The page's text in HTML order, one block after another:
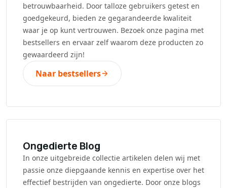
betrouwbaarheid. Door talloze gebruikers getest en
goedgekeurd, bieden ze gegarandeerde kwaliteit
waar je op kunt vertrouwen. Bezoek onze pagina met
bestsellers en ervaar zelf waarom deze producten zo
gewaardeerd zijn!
Naar bestsellers
Ongedierte Blog
In onze uitgebreide collectie artikelen delen wij met
passie onze diepgaande kennis en expertise over het
effectief bestrijden van ongedierte. Door onze blogs